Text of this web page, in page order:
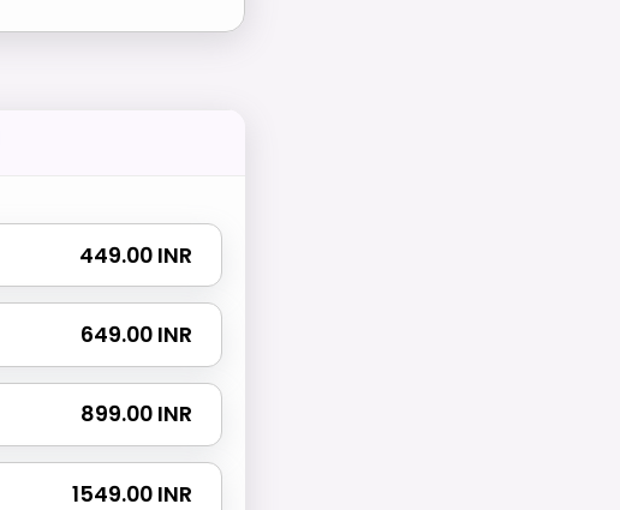
₹ 449.00 INR
₹ 649.00 INR
₹ 899.00 INR
₹ 1549.00 INR